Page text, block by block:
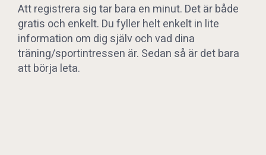
Att registrera sig tar bara en minut. Det är både
gratis och enkelt. Du fyller helt enkelt in lite
information om dig själv och vad dina
träning/sportintressen är. Sedan så är det bara
att börja leta.